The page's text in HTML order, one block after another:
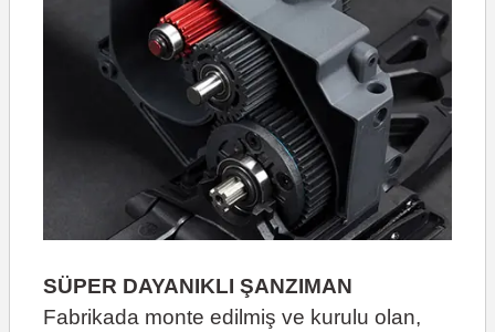
SÜPER DAYANIKLI ŞANZIMAN
Fabrikada monte edilmiş ve kurulu olan,